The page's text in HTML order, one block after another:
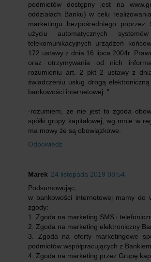
podmiotów dostępny jest na
oddziałach Banku) w celu
marketingu bezpośredniego
użyciu automatycznych
telekomunikacyjnych urządzeń
172 ustawy z dnia 16 lipca 2004r.
oraz otrzymywania od nich
rozumieniu art. 2 pkt 2 ustawy z
świadczeniu usług drogą
bankowości internetowej. "
-rozumiem, że nie jest to zgoda
spółki grupy kapitałowej, wg mnie w
ma mowy że są obowiązkowe.
Odpowiedz
Marek 24 listopada 2019 08:54
Podsumowując,
w bankowości internetowej mamy do
zgody:
1. Zgoda na marketing SMS i
2. Zgoda na marketing elektroniczny
3. Zgoda na oferty marketingowe
podmiotów współpracujących z Bankiem
4. Zgoda na marketing przez Grupę